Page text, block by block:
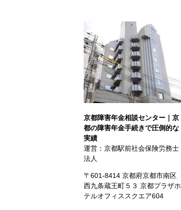
京都障害年金相談センター｜京
都の障害年金手続きで圧倒的な
実績
運営：京都駅前社会保険労務士
法人
〒601-8414 京都府京都市南区
西九条蔵王町５３ 京都プラザホ
テルオフィススクエア604